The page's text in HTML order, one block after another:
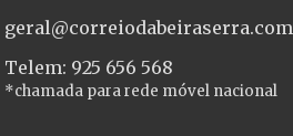
geral@correiodabeiraserra.com
Telem: 925 656 568
*chamada para rede móvel nacional